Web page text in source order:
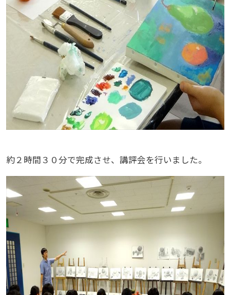
約２時間３０分で完成させ、講評会を行いました。